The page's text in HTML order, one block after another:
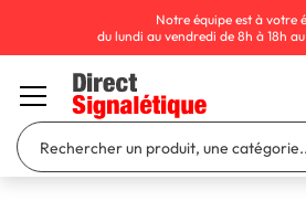
Notre équipe est à votre
du lundi au vendredi de 8h à 18h au